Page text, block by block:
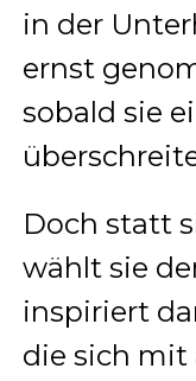
in der
ernst
sobald sie
Doch statt
wählt sie
inspiriert
die sich mit